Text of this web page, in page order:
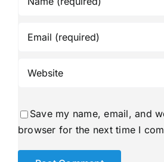
Save my name, email, and
browser for the next time I